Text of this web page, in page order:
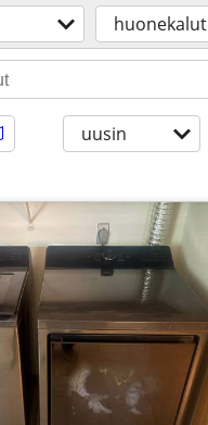
huonekalut
uusin